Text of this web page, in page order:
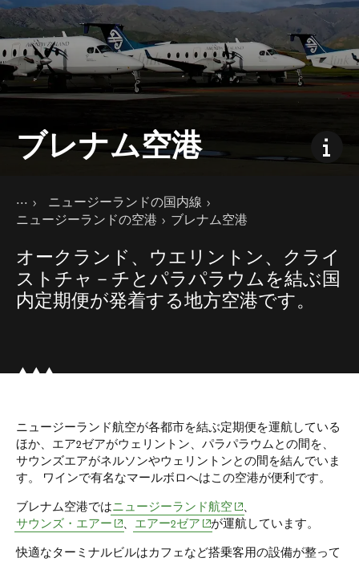
ブレナム空港
現在のページ
ホーム
国内での移動
ニュージーランドの公共交通機関
ニュージーランドの国内線
ニュージーランドの空港
ブレナム空港
オークランド、ウエリントン、クライ
ストチャ－チとパラパラウムを結ぶ国
内定期便が発着する地方空港です。
ニュージーランド航空が各都市を結ぶ定期便を運航している
ほか、エア2ゼアがウェリントン、パラパラウムとの間を、
サウンズエアがネルソンやウェリントンとの間を結んでいま
す。 ワインで有名なマールボロへはこの空港が便利です。
ブレナム空港ではニュージーランド航空(opens in new window)
、
サウンズ・エアー (opens in new window)
、 エアー2ゼア (opens in new window)
が運航しています。
快適なターミナルビルはカフェなど搭乗客用の設備が整って